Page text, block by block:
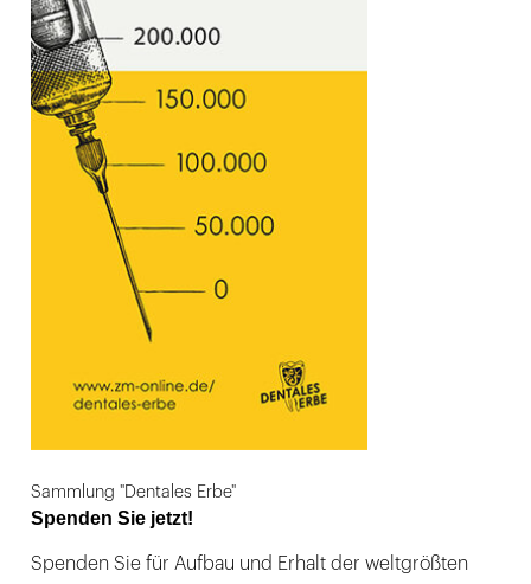
Sammlung "Dentales Erbe"
Spenden Sie jetzt!
Spenden Sie für Aufbau und Erhalt der weltgrößten